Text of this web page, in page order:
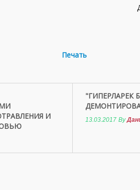
Печать
И
"ГИПЕРЛАРЕК
13.03.2017 By